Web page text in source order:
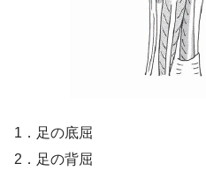
1．足の底屈
2．足の背屈